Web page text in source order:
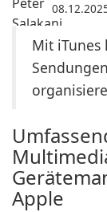
Mit iTunes
Apple